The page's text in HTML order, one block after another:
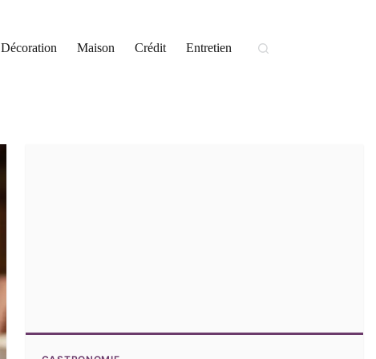
Décoration Maison Crédit Entretien